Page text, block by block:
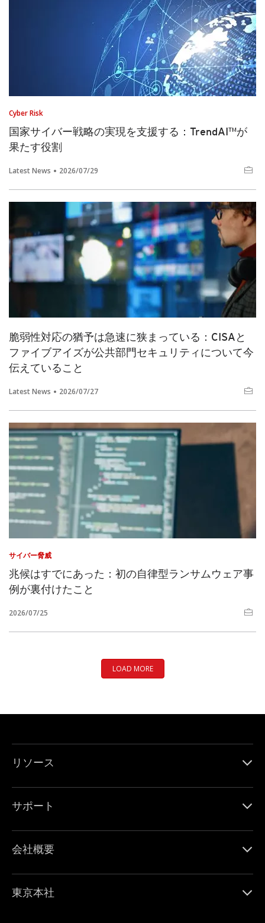
Cyber Risk
国家サイバー戦略の実現を支援する：TrendAI™が
果たす役割
Latest News 2026/07/29
脆弱性対応の猶予は急速に狭まっている：CISAと
ファイブアイズが公共部門セキュリティについて今
伝えていること
Latest News 2026/07/27
サイバー脅威
兆候はすでにあった：初の自律型ランサムウェア事
例が裏付けたこと
2026/07/25
LOAD MORE
リソース
サポート
会社概要
東京本社